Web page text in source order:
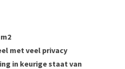
met veel privacy
in keurige staat van